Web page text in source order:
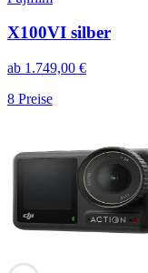
X100VI silber
ab 1.749,00 €
8 Preise